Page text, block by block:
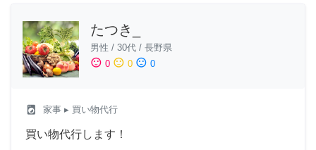
たつき_
男性 / 30代 / 長野県
sentiment_satisfied 0 sentiment_neutral 0 sentiment_dissatisfied 0
local_laundry_service 家事 ▸ 買い物代行
買い物代行します！